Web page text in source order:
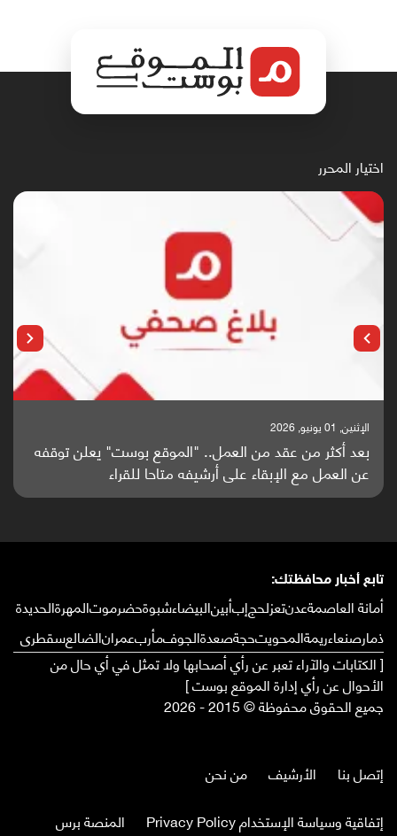
اختيار المحرر
الإثنين, 25 مايو, 2026
باحثون من اليمن يدخلون سباق أبحاث ألزهايمر بدراسة
واعدة منشورة عالميا (ترجمة)
تابع أخبار محافظتك:
أمانة العاصمةعدنتعزلحجإبأبينالبيضاءشبوةحضرموتالمهرةالحديدة
ذمارصنعاءريمةالمحويتحجةصعدةالجوفمأربعمرانالضالعسقطرى
[ الكتابات والآراء تعبر عن رأي أصحابها ولا تمثل في أي حال من
الأحوال عن رأي إدارة الموقع بوست ]
جميع الحقوق محفوظة © 2015 - 2026
إتصل بنا الأرشيف
من نحن
إتفاقية وسياسة الإستخدام Privacy Policy
المنصة برس